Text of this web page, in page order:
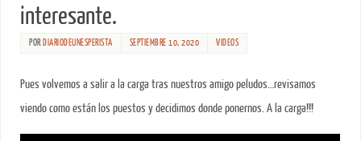
interesante.
POR DIARIODEUNESPERISTA SEPTIEMBRE 10, 2020 VIDEOS
Pues volvemos a salir a la carga tras nuestros amigo peludos…revisamos
viendo como están los puestos y decidimos donde ponernos. A la carga!!!